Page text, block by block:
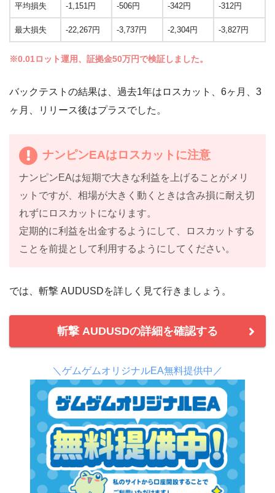
平均損失 -1,151円 -506円 -342円 -312円
最大損失 -22,267円 -3,737円 -2,304円 -3,827円
※0.01ロット運用、証拠金50万円で検証しました。
バックテストの結果は、過去1年はロスカット、6ヶ月、3
ヶ月、リリース後はプラスでした。
ナンピンEAはロスカットに注意
ナンピンEAは短期で大きな利益を上げることがメリ
ットですが、相場が大きく動くときは含み損に耐え切
れずにロスカットになります。
定期的に利益を出金するようにして、ロスカットする
ことを前提として利用するようにしてください。
では、斬撃 AUDUSDを詳しく見て行きましょう。
斬撃 AUDUSDの詳細を確認する
＼ゲムゲムオリジナルEA無料提供中／